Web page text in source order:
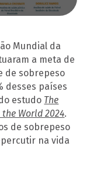
Mundial da
a meta de
de sobrepeso
desses países
estudo The
World 2024.
de sobrepeso
na vida